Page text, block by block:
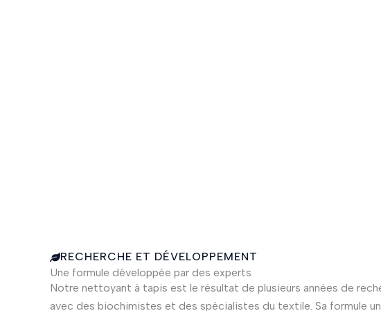
RECHERCHE ET DÉVELOPPEMENT
Une formule développée par des experts
Notre nettoyant à tapis est le résultat de plusieurs années de
avec des biochimistes et des spécialistes du textile. Sa formule